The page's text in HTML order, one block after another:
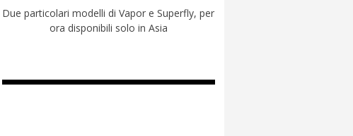
Due particolari modelli di Vapor e Superfly, per
ora disponibili solo in Asia